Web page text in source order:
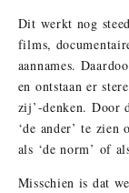
Dit werkt nog
films,
aannames.
en ontstaan er
zij’-denken. Door
‘de ander’ te zien
als ‘de norm’ of
Misschien is dat